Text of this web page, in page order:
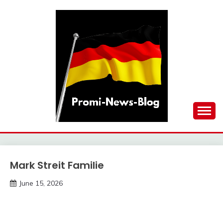
PROMI-NEWS-BLOG
Trends
Mark Streit Familie
June 15, 2026